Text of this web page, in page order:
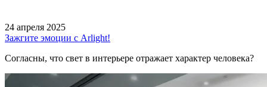
24 апреля 2025
Зажгите эмоции с Arlight!
Согласны, что свет в интерьере отражает характер человека?